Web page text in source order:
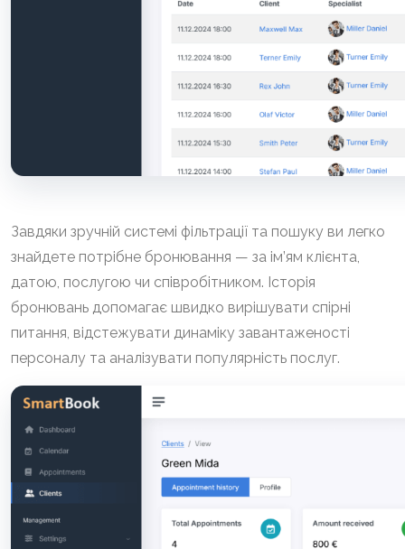
Завдяки зручній системі фільтрації та пошуку ви легко
знайдете потрібне бронювання — за ім’ям клієнта,
датою, послугою чи співробітником. Історія
бронювань допомагає швидко вирішувати спірні
питання, відстежувати динаміку завантаженості
персоналу та аналізувати популярність послуг.